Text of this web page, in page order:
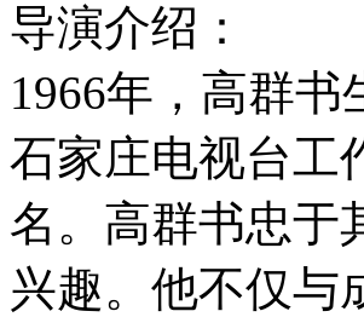
导演介绍：
1966年，高群
石家庄电视台工
名。高群书忠于
兴趣。他不仅与